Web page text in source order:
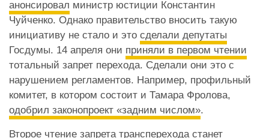
анонсировал министр юстиции Константин
Чуйченко. Однако правительство вносить такую
инициативу не стало и это сделали депутаты
Госдумы. 14 апреля они приняли в первом чтении
тотальный запрет перехода. Сделали они это с
нарушением регламентов. Например, профильный
комитет, в котором состоит и Тамара Фролова,
одобрил законопроект «задним числом».
Второе чтение запрета трансперехода станет